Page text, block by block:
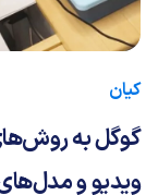
کیان
گوگل به
ویدیو و